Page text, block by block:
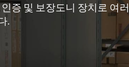
증 및 보장도니 장치로 여
.